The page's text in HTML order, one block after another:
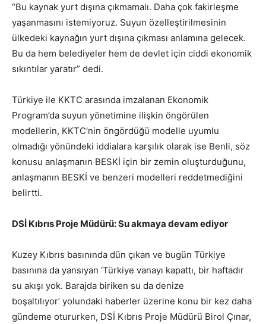
“Bu kaynak yurt dışına çıkmamalı. Daha çok fakirleşme
yaşanmasını istemiyoruz. Suyun özelleştirilmesinin
ülkedeki kaynağın yurt dışına çıkması anlamına gelecek.
Bu da hem belediyeler hem de devlet için ciddi ekonomik
sıkıntılar yaratır” dedi.
Türkiye ile KKTC arasında imzalanan Ekonomik
Program’da suyun yönetimine ilişkin öngörülen
modellerin, KKTC’nin öngördüğü modelle uyumlu
olmadığı yönündeki iddialara karşılık olarak ise Benli, söz
konusu anlaşmanın BESKİ için bir zemin oluşturduğunu,
anlaşmanın BESKİ ve benzeri modelleri reddetmediğini
belirtti.
DSİ Kıbrıs Proje Müdürü: Su akmaya devam ediyor
Kuzey Kıbrıs basınında dün çıkan ve bugün Türkiye
basınına da yansıyan ‘Türkiye vanayı kapattı, bir haftadır
su akışı yok. Barajda biriken su da denize
boşaltılıyor’ yolundaki haberler üzerine konu bir kez daha
gündeme otururken, DSİ Kıbrıs Proje Müdürü Birol Çınar,